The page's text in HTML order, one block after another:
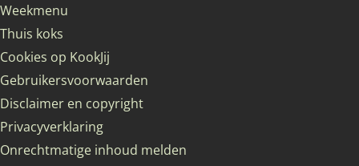
Weekmenu
Thuis koks
Cookies op KookJij
Gebruikersvoorwaarden
Disclaimer en copyright
Privacyverklaring
Onrechtmatige inhoud melden